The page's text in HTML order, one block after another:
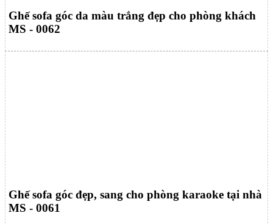
Ghế sofa góc da màu trắng đẹp cho phòng khách
MS - 0062
Ghế sofa góc đẹp, sang cho phòng karaoke tại nhà
MS - 0061